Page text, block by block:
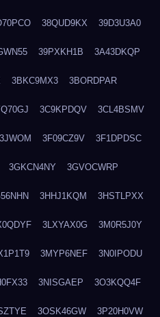
38QUD9KX 39D3U3A0
39PXKH1B 3A43DKQP
3BKC9MX3 3BORDPAR
3C9KPDQV 3CL4BSMV
3F09CZ9V 3F1DPDSC
3GKCN4NY 3GVOCWRP
3HHJ1KQM 3HSTLPXX
3LXYAX0G 3M0R5J0Y
3MYP6NEF 3N0IPODU
3NISGAEP 3O3KQQ4F
3OSK46GW 3P20H0VW